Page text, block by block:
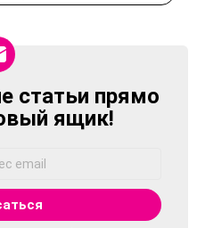
статьи прямо
ящик!